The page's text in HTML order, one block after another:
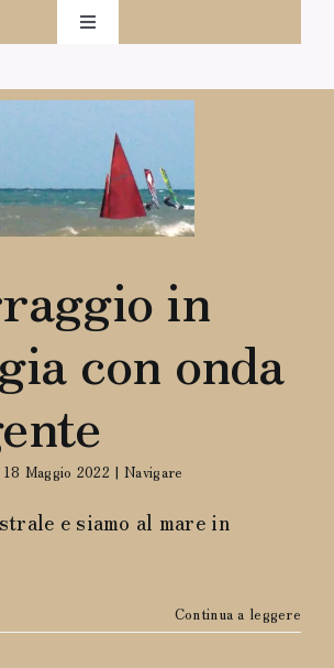
Toggle
in
con onda
18 Maggio 2022 | Navigare
e siamo al mare in
Continua a leggere